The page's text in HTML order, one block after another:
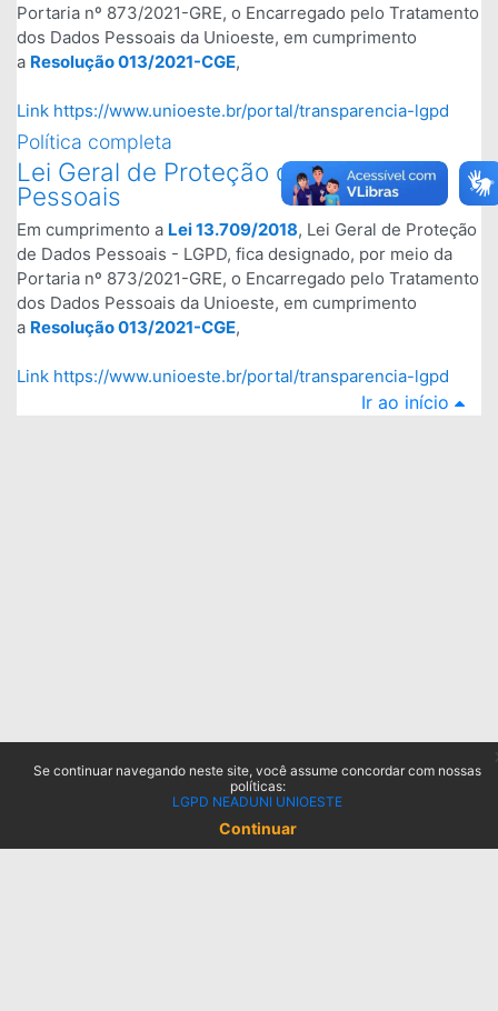
Portaria nº 873/2021-GRE, o Encarregado pelo Tratamento
dos Dados Pessoais da Unioeste, em cumprimento
a Resolução 013/2021-CGE,
Link https://www.unioeste.br/portal/transparencia-lgpd
Política completa
Lei Geral de Proteção de Dados
Pessoais
Em cumprimento a Lei 13.709/2018, Lei Geral de Proteção
de Dados Pessoais - LGPD, fica designado, por meio da
Portaria nº 873/2021-GRE, o Encarregado pelo Tratamento
dos Dados Pessoais da Unioeste, em cumprimento
a Resolução 013/2021-CGE,
Link https://www.unioeste.br/portal/transparencia-lgpd
Ir ao início
Se continuar navegando neste site, você assume concordar com nossas
políticas:
LGPD NEADUNI UNIOESTE
Continuar